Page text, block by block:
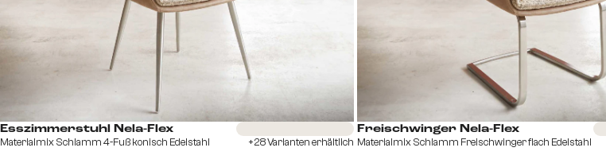
Esszimmerstuhl Nela-Flex
Materialmix Schlamm 4-Fuß konisch Edelstahl
Sofort versandfertig
+28 Varianten erhältlich
Freischwinger Nela-Flex
Materialmix Schlamm Freischwinger flach Edelstahl